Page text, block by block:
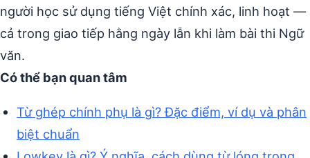
người học sử dụng tiếng Việt chính xác, linh hoạt —
cả trong giao tiếp hằng ngày lẫn khi làm bài thi Ngữ
văn.
Có thể bạn quan tâm
Từ ghép chính phụ là gì? Đặc điểm, ví dụ và phân
biệt chuẩn